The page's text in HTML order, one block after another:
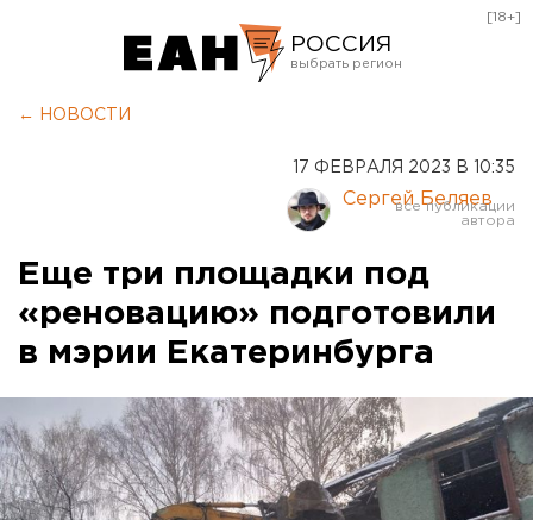
РОССИЯ
Курган
Оренбург
[18+]
← НОВОСТИ
17 ФЕВРАЛЯ 2023 В 10:35
Сергей Беляев
Еще три площадки под
«реновацию» подготовили
в мэрии Екатеринбурга